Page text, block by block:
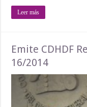
Leer más
Emite CDHDF
16/2014